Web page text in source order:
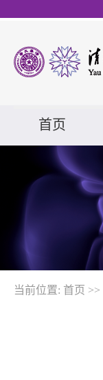
首页
当前位置: 首页 >>